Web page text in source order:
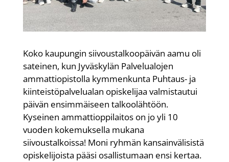
Koko kaupungin siivoustalkoopäivän aamu oli
sateinen, kun Jyväskylän Palvelualojen
ammattiopistolla kymmenkunta Puhtaus- ja
kiinteistöpalvelualan opiskelijaa valmistautui
päivän ensimmäiseen talkoolähtöön.
Kyseinen ammattioppilaitos on jo yli 10
vuoden kokemuksella mukana
siivoustalkoissa! Moni ryhmän kansainvälisistä
opiskelijoista pääsi osallistumaan ensi kertaa.